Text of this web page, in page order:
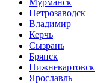
Мурманск
Петрозаводск
Владимир
Керчь
Сызрань
Брянск
Нижневартовск
Ярославль